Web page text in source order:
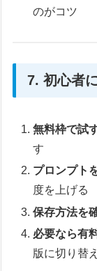
のがコツ
7. 初心者
無料枠で試
す
プロンプト
度を上げる
保存方法を
必要なら有
版に切り替え